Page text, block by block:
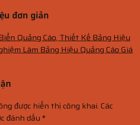
đơn giản
Quảng Cáo, Thiết Kế Bảng Hiệu
Làm Bảng Hiệu Quảng Cáo Giá
được hiển thị công khai. Các
đánh dấu *